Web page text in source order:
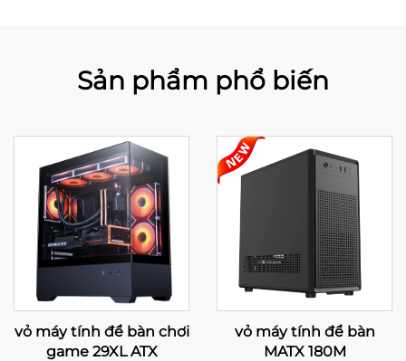
Sản phẩm phổ biến
vỏ máy tính để bàn chơi
game 29XL ATX
vỏ máy tính để bàn
MATX 180M